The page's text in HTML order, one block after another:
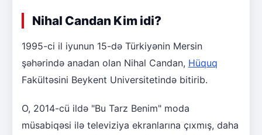
Nihal Candan Kim idi?
1995-ci il iyunun 15-də Türkiyənin Mersin
şəhərində anadan olan Nihal Candan, Hüquq
Fakültəsini Beykent Universitetində bitirib.
O, 2014-cü ildə "Bu Tarz Benim" moda
müsabiqəsi ilə televiziya ekranlarına çıxmış, daha